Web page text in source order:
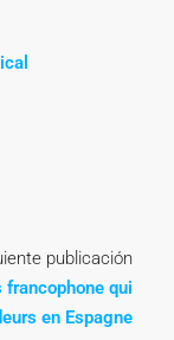
publicación
francophone qui
en Espagne